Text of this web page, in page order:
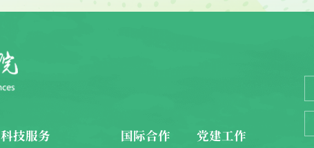
科技服务 国际合作 党建工作